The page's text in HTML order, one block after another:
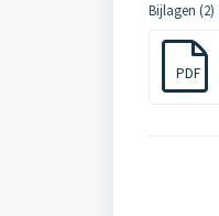
Bijlagen (2)
PDF